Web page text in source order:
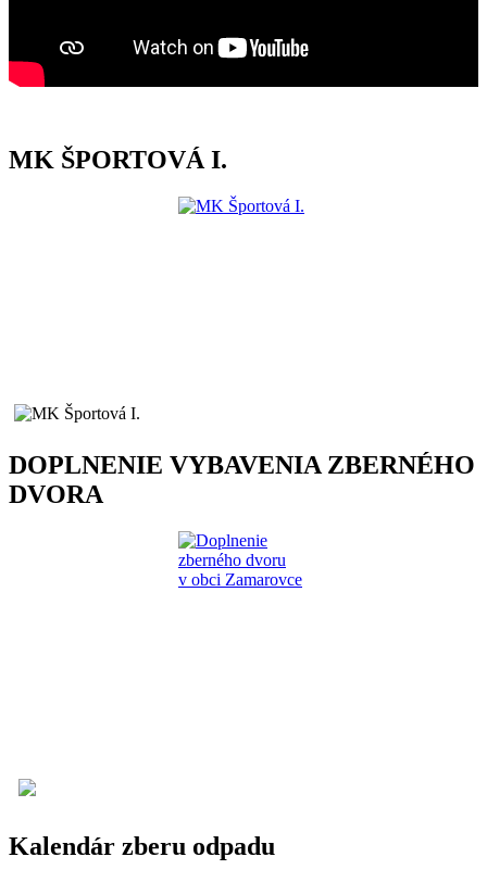
MK ŠPORTOVÁ I.
DOPLNENIE VYBAVENIA ZBERNÉHO
DVORA
Kalendár zberu odpadu